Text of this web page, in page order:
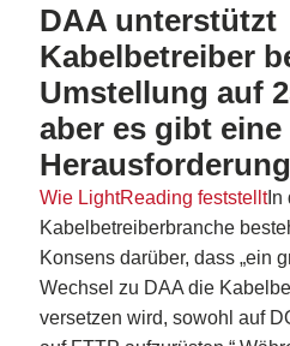
DAA unterstützt
Kabelbetreiber
Umstellung auf
aber es gibt eine
Herausforderung
Wie LightReading feststelltIn
Kabelbetreiberbranche
Konsens darüber, dass „ein
Wechsel zu DAA die
versetzen wird, sowohl auf